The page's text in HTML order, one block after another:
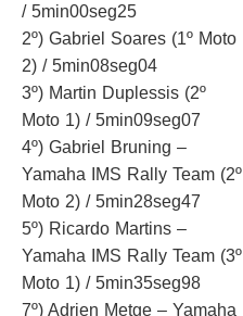
/ 5min00seg25
2º) Gabriel Soares (1º Moto
2) / 5min08seg04
3º) Martin Duplessis (2º
Moto 1) / 5min09seg07
4º) Gabriel Bruning –
Yamaha IMS Rally Team (2º
Moto 2) / 5min28seg47
5º) Ricardo Martins –
Yamaha IMS Rally Team (3º
Moto 1) / 5min35seg98
7º) Adrien Metge – Yamaha